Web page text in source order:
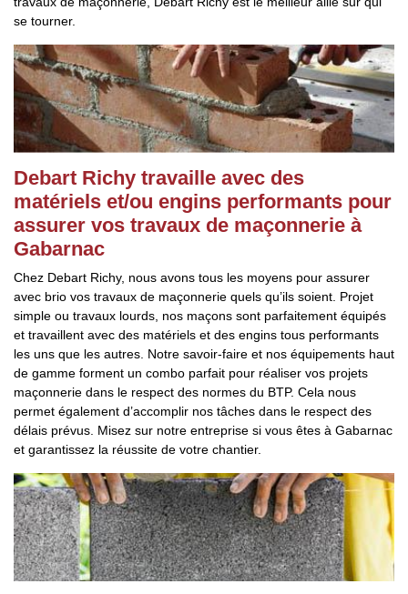
se tourner.
Debart Richy travaille avec des
matériels et/ou engins performants pour
assurer vos travaux de maçonnerie à
Gabarnac
Chez Debart Richy, nous avons tous les moyens pour assurer
avec brio vos travaux de maçonnerie quels qu’ils soient. Projet
simple ou travaux lourds, nos maçons sont parfaitement équipés
et travaillent avec des matériels et des engins tous performants
les uns que les autres. Notre savoir-faire et nos équipements haut
de gamme forment un combo parfait pour réaliser vos projets
maçonnerie dans le respect des normes du BTP. Cela nous
permet également d’accomplir nos tâches dans le respect des
délais prévus. Misez sur notre entreprise si vous êtes à Gabarnac
et garantissez la réussite de votre chantier.